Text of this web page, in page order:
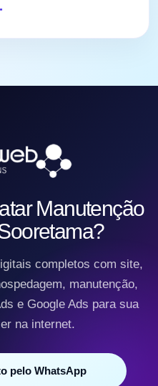
Manutenção
completos com site,
manutenção,
e Google Ads para sua
na internet.
pelo WhatsApp